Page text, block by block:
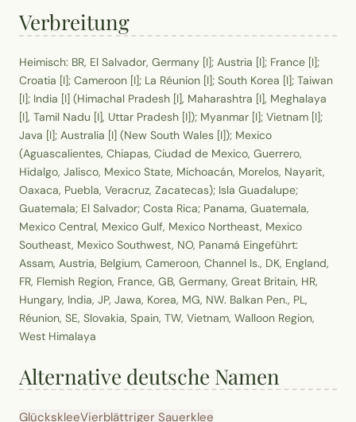
Verbreitung
Heimisch: BR, El Salvador, Germany [I]; Austria [I]; France [I];
Croatia [I]; Cameroon [I]; La Réunion [I]; South Korea [I]; Taiwan
[I]; India [I] (Himachal Pradesh [I], Maharashtra [I], Meghalaya
[I], Tamil Nadu [I], Uttar Pradesh [I]); Myanmar [I]; Vietnam [I];
Java [I]; Australia [I] (New South Wales [I]); Mexico
(Aguascalientes, Chiapas, Ciudad de Mexico, Guerrero,
Hidalgo, Jalisco, Mexico State, Michoacán, Morelos, Nayarit,
Oaxaca, Puebla, Veracruz, Zacatecas); Isla Guadalupe;
Guatemala; El Salvador; Costa Rica; Panama, Guatemala,
Mexico Central, Mexico Gulf, Mexico Northeast, Mexico
Southeast, Mexico Southwest, NO, Panamá Eingeführt:
Assam, Austria, Belgium, Cameroon, Channel Is., DK, England,
FR, Flemish Region, France, GB, Germany, Great Britain, HR,
Hungary, India, JP, Jawa, Korea, MG, NW. Balkan Pen., PL,
Réunion, SE, Slovakia, Spain, TW, Vietnam, Walloon Region,
West Himalaya
Alternative deutsche Namen
GlückskleeVierblättriger Sauerklee